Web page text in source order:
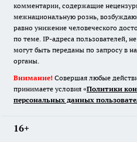
комментарии, содержащие
межнациональную рознь,
равно унижение человеческого
по теме. IP-адреса пользователей,
могут быть переданы по запросу в
органы.
Внимание! Совершая любые
принимаете условия «Политики
персональных данных
16+